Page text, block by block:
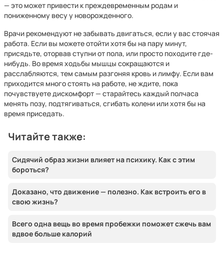
— это может привести к преждевременным родам и
пониженному весу у новорожденного.
Врачи рекомендуют не забывать двигаться, если у вас стоячая
работа. Если вы можете отойти хотя бы на пару минут,
присядьте, оторвав ступни от пола, или просто походите где-
нибудь. Во время ходьбы мышцы сокращаются и
расслабляются, тем самым разгоняя кровь и лимфу. Если вам
приходится много стоять на работе, не ждите, пока
почувствуете дискомфорт — старайтесь каждый полчаса
менять позу, подтягиваться, сгибать колени или хотя бы на
время приседать.
Читайте также:
Сидячий образ жизни влияет на психику. Как с этим
бороться?
Доказано, что движение — полезно. Как встроить его в
свою жизнь?
Всего одна вещь во время пробежки поможет сжечь вам
вдвое больше калорий